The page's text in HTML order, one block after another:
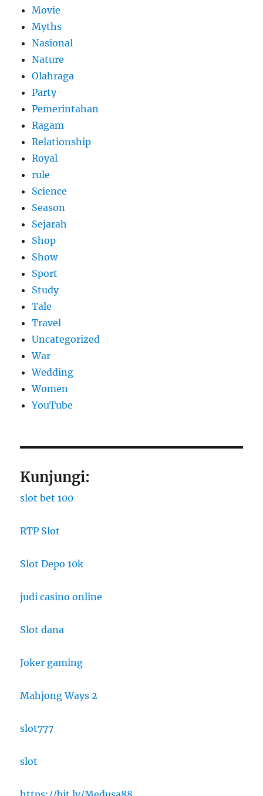
Movie
Myths
Nasional
Nature
Olahraga
Party
Pemerintahan
Ragam
Relationship
Royal
rule
Science
Season
Sejarah
Shop
Show
Sport
Study
Tale
Travel
Uncategorized
War
Wedding
Women
YouTube
Kunjungi:
slot bet 100
RTP Slot
Slot Depo 10k
judi casino online
Slot dana
Joker gaming
Mahjong Ways 2
slot777
slot